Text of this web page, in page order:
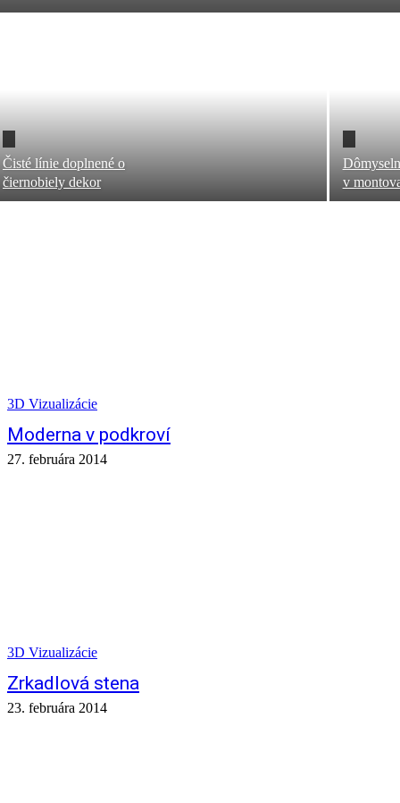
Čisté línie doplnené o
čiernobiely dekor
v
3D Vizualizácie
Moderna v podkroví
27. februára 2014
3D Vizualizácie
Zrkadlová stena
23. februára 2014